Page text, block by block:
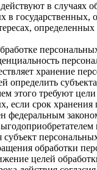
в случаях
в государственных,
определенных
хранение
определить
этого требуют цели
если срок хранения
федеральным
субъект
обработки
целей